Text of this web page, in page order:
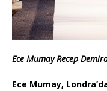
Ece Mumay Recep
Ece Mumay,